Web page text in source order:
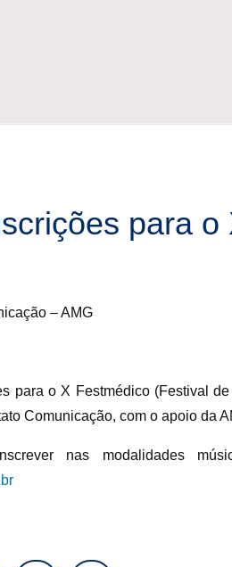
para o
– AMG
para o X Festmédico (Festival
Comunicação, com o apoio da
nas modalidades